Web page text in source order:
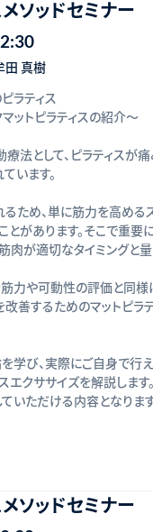
ソッドセミナー
田 真樹
ラティス
ットピラティスの紹介〜
法として、ピラティス
います。
ため、単に筋力を高める
があります。そこで重要
肉が適切なタイミングと量
力や可動性の評価と同様
改善するためのマットピ
学び、実際にご自身で行
エクササイズを解説しま
いただける内容となります
ソッドセミナー